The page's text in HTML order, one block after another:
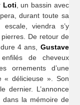
Loti , un bassin avec
durant toute sa
viendra s’y
De retour de
4 ans, Gustave
de cheveux
ornements d’une
« délicieuse ». Son
dernier. L’annonce
la mémoire de